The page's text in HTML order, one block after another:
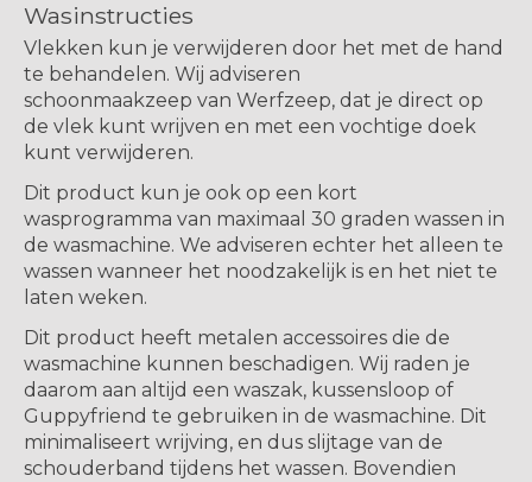
Wasinstructies
Vlekken kun je verwijderen door het met de hand
te behandelen. Wij adviseren
schoonmaakzeep van Werfzeep, dat je direct op
de vlek kunt wrijven en met een vochtige doek
kunt verwijderen.
Dit product kun je ook op een kort
wasprogramma van maximaal 30 graden wassen in
de wasmachine. We adviseren echter het alleen te
wassen wanneer het noodzakelijk is en het niet te
laten weken.
Dit product heeft metalen accessoires die de
wasmachine kunnen beschadigen. Wij raden je
daarom aan altijd een waszak, kussensloop of
Guppyfriend te gebruiken in de wasmachine. Dit
minimaliseert wrijving, en dus slijtage van de
schouderband tijdens het wassen. Bovendien